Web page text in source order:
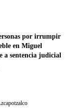
por irrumpir
en Miguel
a sentencia judicial